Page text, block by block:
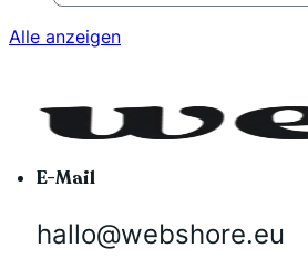
Alle anzeigen
E-Mail
hallo@webshore.eu